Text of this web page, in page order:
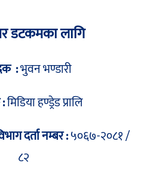
डटकमका लागि
:भुवन भण्डारी
:मिडिया हण्ड्रेड प्रालि
दर्ता नम्बर :५०६७-२०८१ /
८२